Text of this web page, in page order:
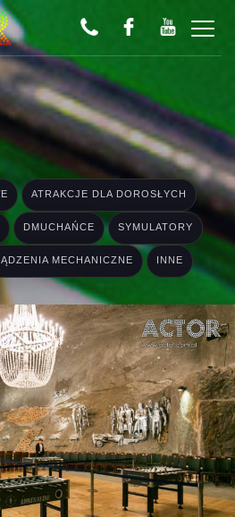
ATRAKCJE DLA DOROSŁYCH
DMUCHAŃCE SYMULATORY
MECHANICZNE INNE